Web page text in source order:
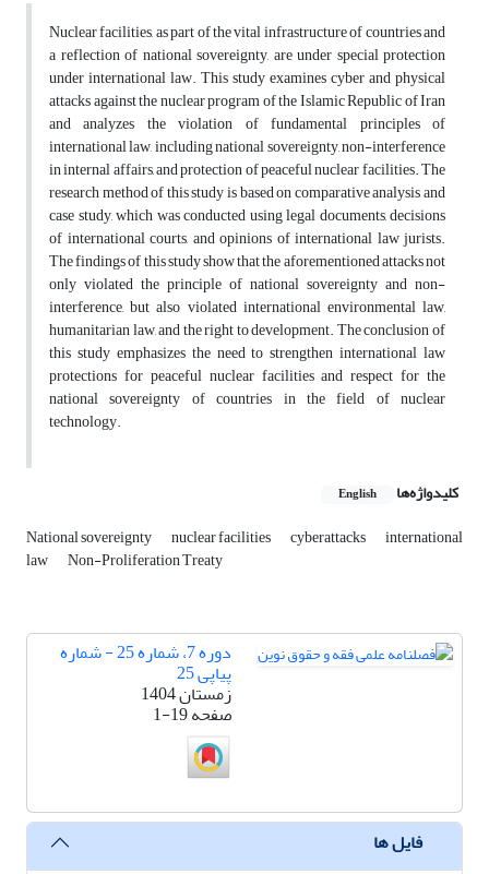
Nuclear facilities, as part of the vital infrastructure of countries and
a reflection of national sovereignty, are under special protection
under international law. This study examines cyber and physical
attacks against the nuclear program of the Islamic Republic of Iran
and analyzes the violation of fundamental principles of
international law, including national sovereignty, non-interference
in internal affairs, and protection of peaceful nuclear facilities. The
research method of this study is based on comparative analysis and
case study, which was conducted using legal documents, decisions
of international courts, and opinions of international law jurists.
The findings of this study show that the aforementioned attacks not
only violated the principle of national sovereignty and non-
interference, but also violated international environmental law,
humanitarian law, and the right to development. The conclusion of
this study emphasizes the need to strengthen international law
protections for peaceful nuclear facilities and respect for the
national sovereignty of countries in the field of nuclear
technology.
کلیدواژه‌ها English
National sovereignty nuclear facilities cyberattacks international
law Non-Proliferation Treaty
دوره 7، شماره 25 - شماره
پیاپی 25
زمستان 1404
صفحه1-19
فایل ها